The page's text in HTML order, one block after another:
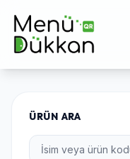
ÜRÜN ARA